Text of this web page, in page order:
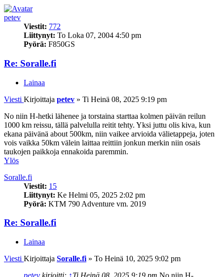
petev
Viestit: 772
Liittynyt: To Loka 07, 2004 4:50 pm
Pyörä: F850GS
Re: Soralle.fi
Lainaa
Viesti Kirjoittaja petev » Ti Heinä 08, 2025 9:19 pm
No niin H-hetki lähenee ja torstaina starttaa kolmen päivän reilun
1000 km reissu, tällä palvelulla reitit tehty. Yksi juttu olis kiva, kun
ekana päivänä about 500km, niin vaikee arvioida välietappeja, joten
vois vaikka 50km välein laittaa reittiin jonkun merkin niin osais
taukojen paikkoja ennakoida paremmin.
Ylös
Soralle.fi
Viestit: 15
Liittynyt: Ke Helmi 05, 2025 2:02 pm
Pyörä: KTM 790 Adventure vm. 2019
Re: Soralle.fi
Lainaa
Viesti Kirjoittaja Soralle.fi » To Heinä 10, 2025 9:02 pm